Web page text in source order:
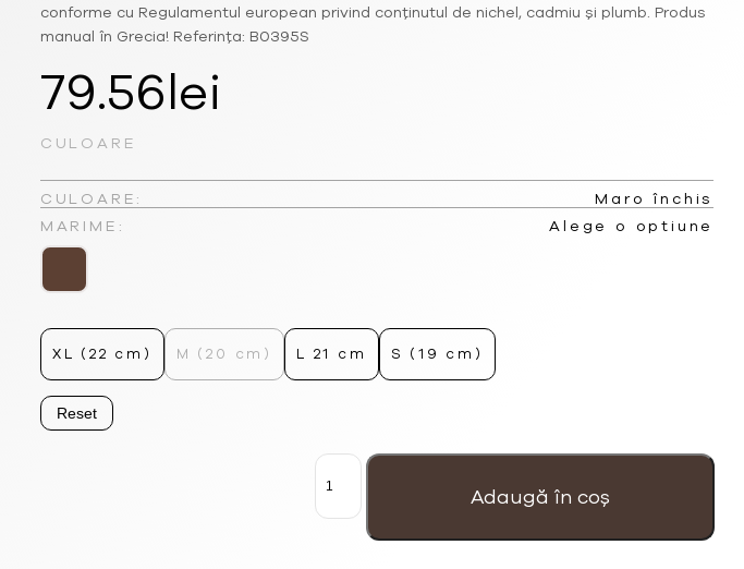
conforme cu Regulamentul european privind conținutul de nichel, cadmiu și plumb. Produs
manual în Grecia! Referința: B0395S
79.56lei
CULOARE
CULOARE:
Maro închis
MARIME:
Alege o optiune
XL (22 cm) M (20 cm) L 21 cm S (19 cm)
Reset
Cantitate
Brățară
bărbați
'AB'
Adaugă în coș